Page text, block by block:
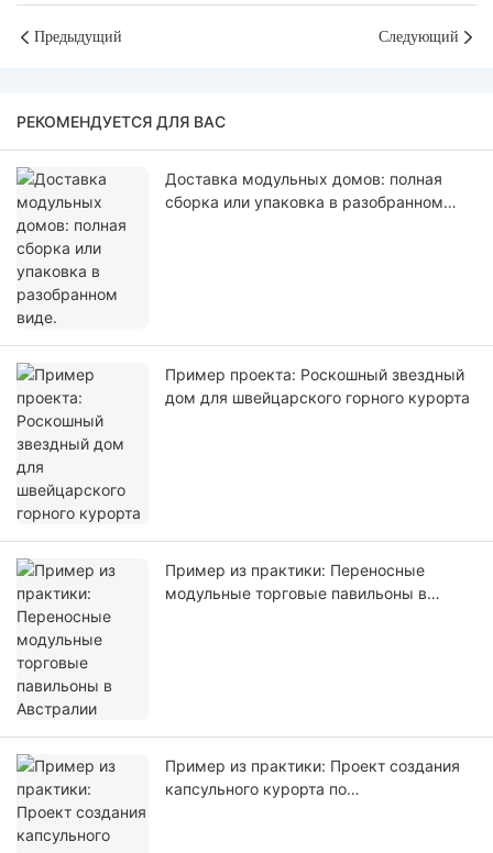
Предыдущий Следующий
РЕКОМЕНДУЕТСЯ ДЛЯ ВАС
Доставка модульных домов: полная
сборка или упаковка в разобранном
Пример проекта: Роскошный звездный
дом для швейцарского горного курорта
Пример из практики: Переносные
модульные торговые павильоны в
Пример из практики: Проект создания
капсульного курорта по